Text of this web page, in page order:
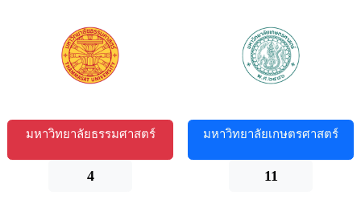
มหาวิทยาลัยธรรมศาสตร์
4
มหาวิทยาลัยเกษตรศาสตร์
11